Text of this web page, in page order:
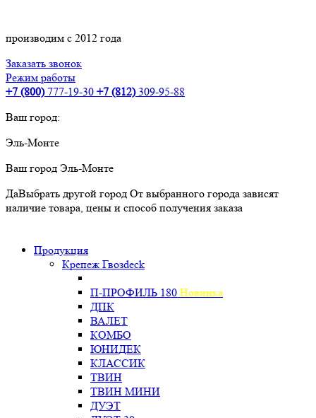
производим с 2012 года
Заказать звонок
Режим работы
+7 (800)777-19-30 +7 (812)309-95-88
Ваш город:
Эль-Монте
Ваш город Эль-Монте
ДаВыбрать другой город От выбранного города зависят
наличие товара, цены и способ получения заказа
Продукция
Крепеж Гвозdeck
П-ПРОФИЛЬ 180 Новинка
ДПК
ВАЛЕТ
КОМБО
ЮНИДЕК
КЛАССИК
ТВИН
ТВИН МИНИ
ДУЭТ